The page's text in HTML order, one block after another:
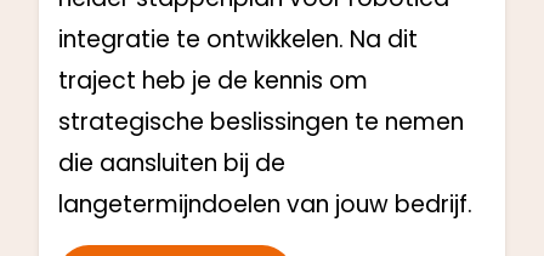
integratie te ontwikkelen. Na dit
traject heb je de kennis om
strategische beslissingen te nemen
die aansluiten bij de
langetermijndoelen van jouw bedrijf.